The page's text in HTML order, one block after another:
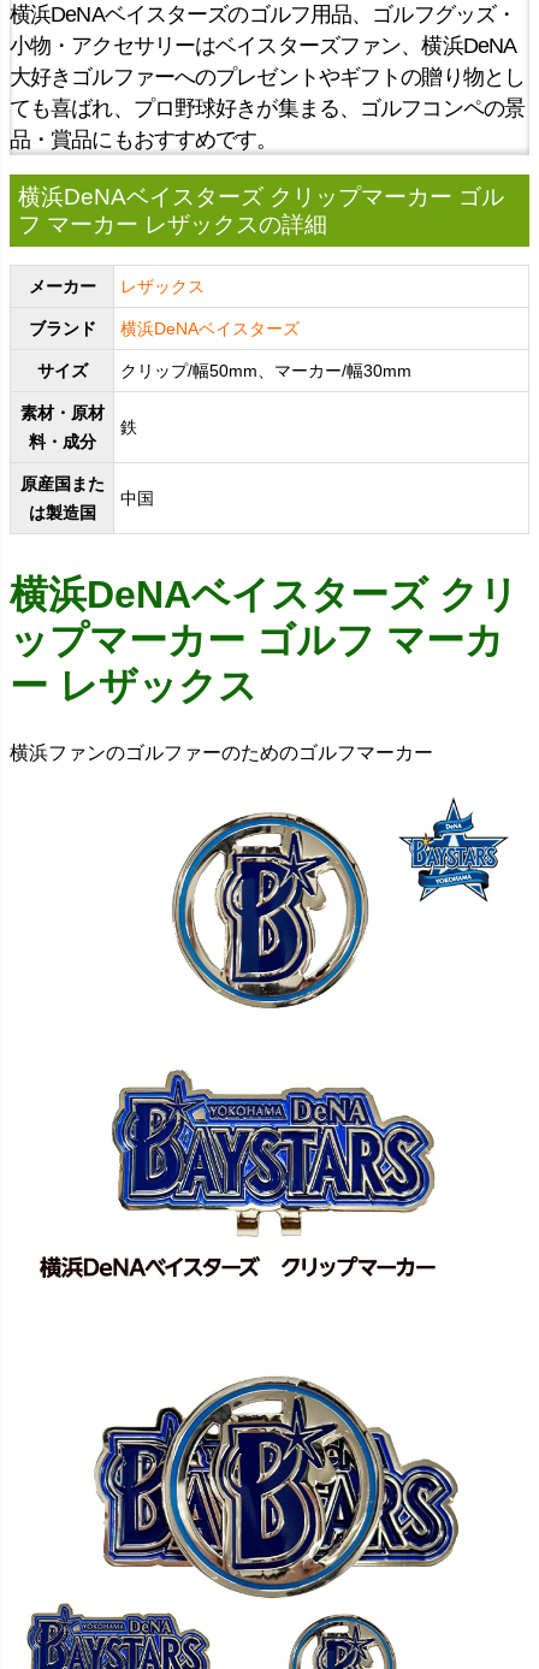
横浜DeNAベイスターズのゴルフ用品、ゴルフグッズ・
小物・アクセサリーはベイスターズファン、横浜DeNA
大好きゴルファーへのプレゼントやギフトの贈り物とし
ても喜ばれ、プロ野球好きが集まる、ゴルフコンペの景
品・賞品にもおすすめです。
横浜DeNAベイスターズ クリップマーカー ゴル
フ マーカー レザックスの詳細
メーカー レザックス
ブランド 横浜DeNAベイスターズ
サイズ クリップ/幅50mm、マーカー/幅30mm
素材・原材
料・成分
鉄
原産国また
は製造国
中国
横浜DeNAベイスターズ クリ
ップマーカー ゴルフ マーカ
ー レザックス
横浜ファンのゴルファーのためのゴルフマーカー